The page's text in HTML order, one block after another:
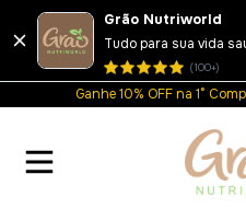
Grão Nutriworld
Tudo para sua vida
(100+)
Ganhe 10% OFF na 1°